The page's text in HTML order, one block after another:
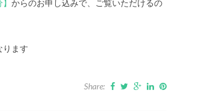
からのお申し込みで、ご覧いただけるの
ります
Share: